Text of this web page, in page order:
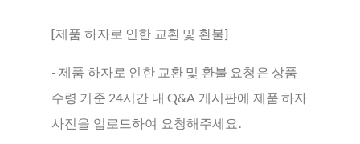
[제품 하자로 인한 교환 및 환불]
- 제품 하자로 인한 교환 및 환불 요청은 상품
수령 기준 24시간 내 Q&A 게시판에 제품 하자
사진을 업로드하여 요청해주세요.